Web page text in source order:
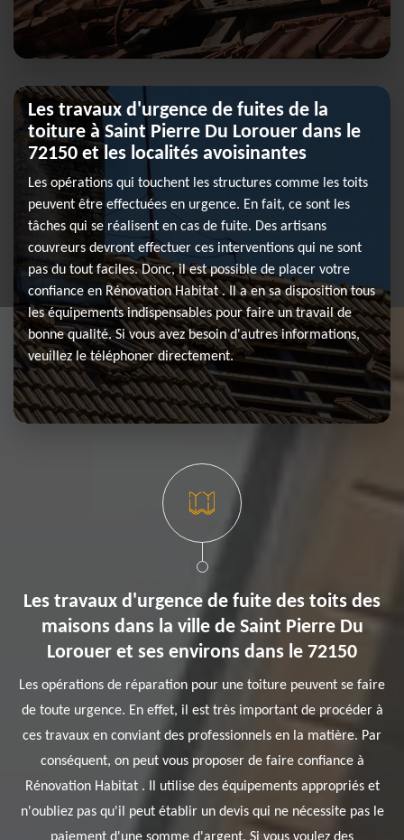
Les travaux d'urgence de fuites de la
toiture à Saint Pierre Du Lorouer dans le
72150 et les localités avoisinantes
Les opérations qui touchent les structures comme les toits
peuvent être effectuées en urgence. En fait, ce sont les
tâches qui se réalisent en cas de fuite. Des artisans
couvreurs devront effectuer ces interventions qui ne sont
pas du tout faciles. Donc, il est possible de placer votre
confiance en Rénovation Habitat . Il a en sa disposition tous
les équipements indispensables pour faire un travail de
bonne qualité. Si vous avez besoin d'autres informations,
veuillez le téléphoner directement.
Les travaux d'urgence de fuite des toits des
maisons dans la ville de Saint Pierre Du
Lorouer et ses environs dans le 72150
Les opérations de réparation pour une toiture peuvent se faire
de toute urgence. En effet, il est très important de procéder à
ces travaux en conviant des professionnels en la matière. Par
conséquent, on peut vous proposer de faire confiance à
Rénovation Habitat . Il utilise des équipements appropriés et
n'oubliez pas qu'il peut établir un devis qui ne nécessite pas le